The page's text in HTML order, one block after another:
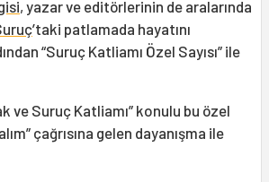
, yazar ve editörlerinin de aralarında
’taki patlamada hayatını
“Suruç Katliamı Özel Sayısı” ile
ve Suruç Katliamı” konulu bu özel
çağrısına gelen dayanışma ile